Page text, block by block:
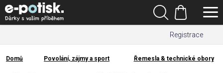
Přejít
na
obsah
Registrace
Hledat
Nákupní
košík
Domů
Domů Povolání, zájmy a sport Řemesla & technické obory